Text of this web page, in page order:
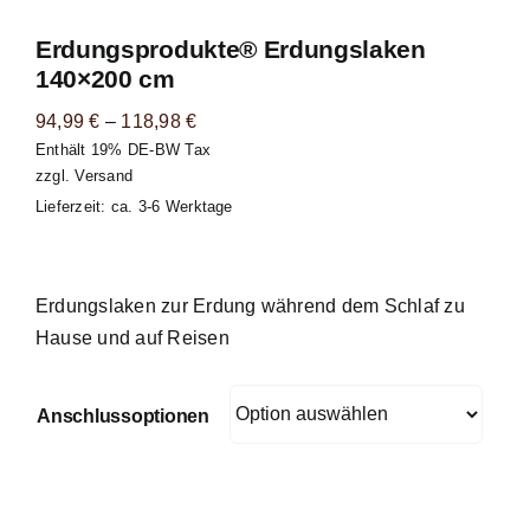
Erdungsprodukte® Erdungslaken
140×200 cm
94,99€ – 118,98€Preisspanne:
94,99 €
118,98 €
Enthält 19% DE-BW Tax
zzgl.Versand
Lieferzeit: ca. 3-6 Werktage
Erdungslaken zur Erdung während dem Schlaf zu
Hause und auf Reisen
Anschlussoptionen